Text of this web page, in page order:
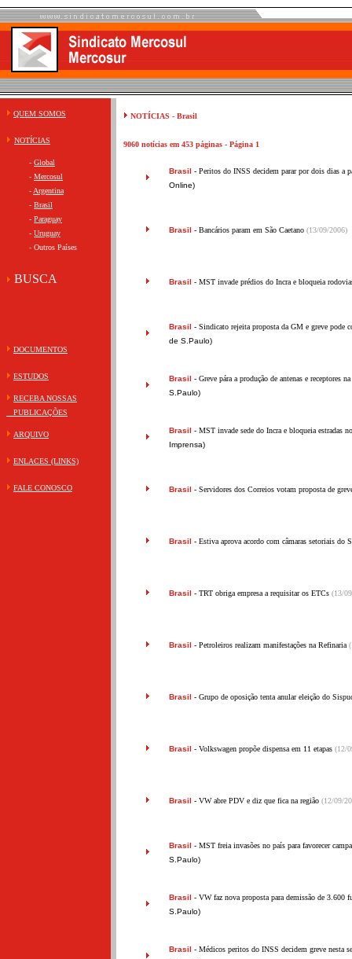
QUEM SOMOS
NOTÍCIAS
- Global
- Mercosul
- Argentina
- Brasil
- Paraguay
- Uruguay
- Outros Países
BUSCA
DOCUMENTOS
ESTUDOS
RECEBA NOSSAS
PUBLICAÇÕES
ARQUIVO
ENLACES (LINKS)
FALE CONOSCO
NOTÍCIAS - Brasil
9060 notícias em 453 páginas - Página 1
Brasil - Peritos do INSS decidem parar por dois dias a
Online)
Brasil - Bancários param em São Caetano (13/09/2006)
Brasil - MST invade prédios do Incra e bloqueia
Brasil - Sindicato rejeita proposta da GM e greve pode
de S.Paulo)
Brasil - Greve pára a produção de antenas e receptores
S.Paulo)
Brasil - MST invade sede do Incra e bloqueia estradas
Imprensa)
Brasil - Servidores dos Correios votam proposta de
Brasil - Estiva aprova acordo com câmaras setoriais do
Brasil - TRT obriga empresa a requisitar os ETCs (13/
Brasil - Petroleiros realizam manifestações na Refinaria
Brasil - Grupo de oposição tenta anular eleição do
Brasil - Volkswagen propõe dispensa em 11 etapas (12/
Brasil - VW abre PDV e diz que fica na região (12/09/
Brasil - MST freia invasões no país para favorecer
S.Paulo)
Brasil - VW faz nova proposta para demissão de 3.600
S.Paulo)
Brasil - Médicos peritos do INSS decidem greve nesta